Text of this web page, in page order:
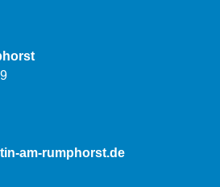
am-rumphorst.de